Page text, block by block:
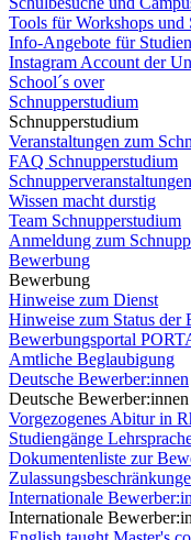
Tools für Workshops und
Info-Angebote für
Instagram Account der
School´s over
Schnupperstudium
Schnupperstudium
Veranstaltungen zum
FAQ Schnupperstudium
Wissen macht durstig
Team Schnupperstudium
Anmeldung zum
Bewerbung
Bewerbung
Hinweise zum Dienst
Hinweise zum Status der
Bewerbungsportal
Amtliche Beglaubigung
Deutsche Bewerber:innen
Deutsche Bewerber:innen
Vorgezogenes Abitur in
Studiengänge
Dokumentenliste zur
Internationale
Internationale